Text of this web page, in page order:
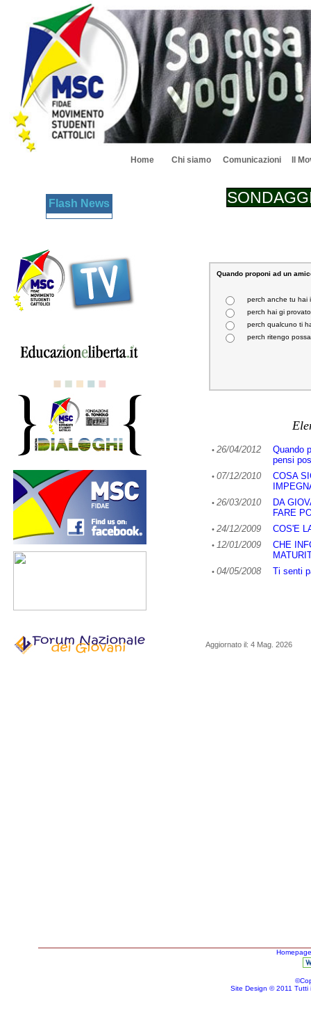
Home Chi siamo Comunicazioni Il
Quando proponi ad un
perch anche tu hai
perch hai gi
perch qualcuno ti
perch ritengo
• 26/04/2012
Quando
pensi
• 07/12/2010
COSA
• 26/03/2010
DA
FARE
• 24/12/2009 COS'E
• 12/01/2009
CHE
• 04/05/2008 Ti senti
Aggiornato il: 4 Mag. 2026
Homepage
Site Design © 2011 Tutti